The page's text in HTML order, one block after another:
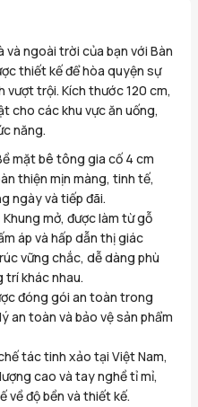
ngoài trời của bạn với Bàn
thiết kế để hòa quyện sự
vượt trội. Kích thước 120 cm,
cho các khu vực ăn uống,
năng.
mặt bê tông gia cố 4 cm
thiện mịn màng, tinh tế,
ngày và tiếp đãi.
Khung mở, được làm từ gỗ
áp và hấp dẫn thị giác
vững chắc, dễ dàng phù
trí khác nhau.
đóng gói an toàn trong
an toàn và bảo vệ sản phẩm
tác tinh xảo tại Việt Nam,
cao và tay nghề tỉ mỉ,
về độ bền và thiết kế.